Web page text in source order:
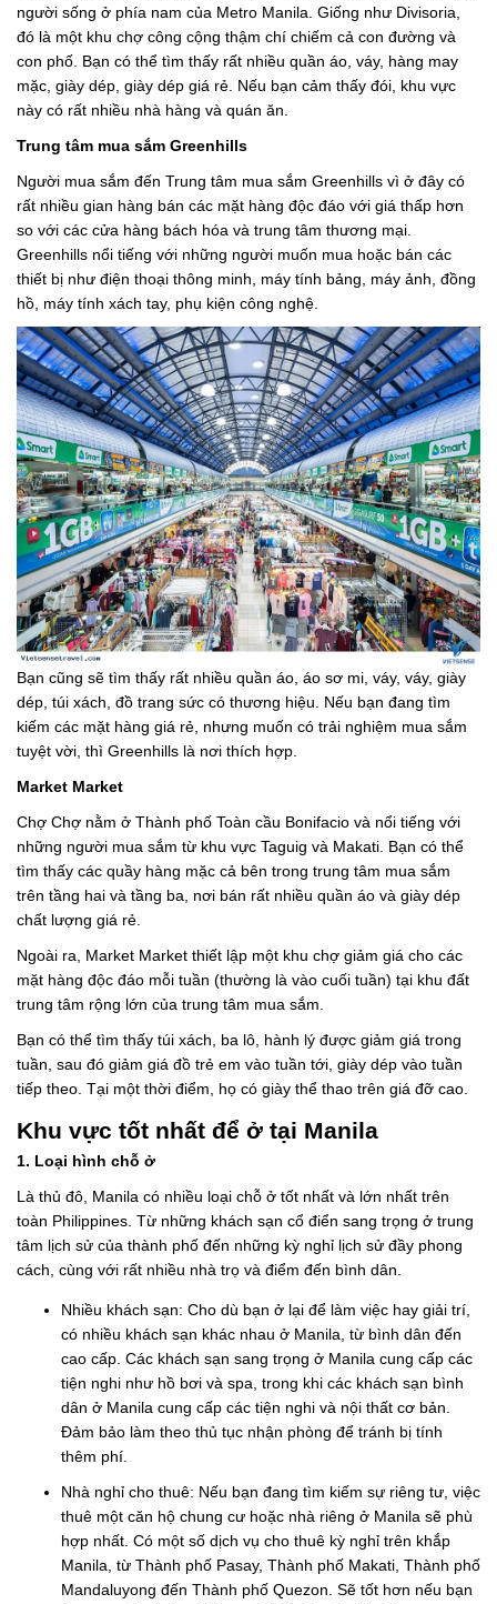
người sống ở phía nam của Metro Manila. Giống như Divisoria,
đó là một khu chợ công cộng thậm chí chiếm cả con đường và
con phố. Bạn có thể tìm thấy rất nhiều quần áo, váy, hàng may
mặc, giày dép, giày dép giá rẻ. Nếu bạn cảm thấy đói, khu vực
này có rất nhiều nhà hàng và quán ăn.
Trung tâm mua sắm Greenhills
Người mua sắm đến Trung tâm mua sắm Greenhills vì ở đây có
rất nhiều gian hàng bán các mặt hàng độc đáo với giá thấp hơn
so với các cửa hàng bách hóa và trung tâm thương mại.
Greenhills nổi tiếng với những người muốn mua hoặc bán các
thiết bị như điện thoại thông minh, máy tính bảng, máy ảnh, đồng
hồ, máy tính xách tay, phụ kiện công nghệ.
Bạn cũng sẽ tìm thấy rất nhiều quần áo, áo sơ mi, váy, váy, giày
dép, túi xách, đồ trang sức có thương hiệu. Nếu bạn đang tìm
kiếm các mặt hàng giá rẻ, nhưng muốn có trải nghiệm mua sắm
tuyệt vời, thì Greenhills là nơi thích hợp.
Market Market
Chợ Chợ nằm ở Thành phố Toàn cầu Bonifacio và nổi tiếng với
những người mua sắm từ khu vực Taguig và Makati. Bạn có thể
tìm thấy các quầy hàng mặc cả bên trong trung tâm mua sắm
trên tầng hai và tầng ba, nơi bán rất nhiều quần áo và giày dép
chất lượng giá rẻ.
Ngoài ra, Market Market thiết lập một khu chợ giảm giá cho các
mặt hàng độc đáo mỗi tuần (thường là vào cuối tuần) tại khu đất
trung tâm rộng lớn của trung tâm mua sắm.
Bạn có thể tìm thấy túi xách, ba lô, hành lý được giảm giá trong
tuần, sau đó giảm giá đồ trẻ em vào tuần tới, giày dép vào tuần
tiếp theo. Tại một thời điểm, họ có giày thể thao trên giá đỡ cao.
Khu vực tốt nhất để ở tại Manila
1. Loại hình chỗ ở
Là thủ đô, Manila có nhiều loại chỗ ở tốt nhất và lớn nhất trên
toàn Philippines. Từ những khách sạn cổ điển sang trọng ở trung
tâm lịch sử của thành phố đến những kỳ nghỉ lịch sử đầy phong
cách, cùng với rất nhiều nhà trọ và điểm đến bình dân.
Nhiều khách sạn: Cho dù bạn ở lại để làm việc hay giải trí,
có nhiều khách sạn khác nhau ở Manila, từ bình dân đến
cao cấp. Các khách sạn sang trọng ở Manila cung cấp các
tiện nghi như hồ bơi và spa, trong khi các khách sạn bình
dân ở Manila cung cấp các tiện nghi và nội thất cơ bản.
Đảm bảo làm theo thủ tục nhận phòng để tránh bị tính
thêm phí.
Nhà nghỉ cho thuê: Nếu bạn đang tìm kiếm sự riêng tư, việc
thuê một căn hộ chung cư hoặc nhà riêng ở Manila sẽ phù
hợp nhất. Có một số dịch vụ cho thuê kỳ nghỉ trên khắp
Manila, từ Thành phố Pasay, Thành phố Makati, Thành phố
Mandaluyong đến Thành phố Quezon. Sẽ tốt hơn nếu bạn